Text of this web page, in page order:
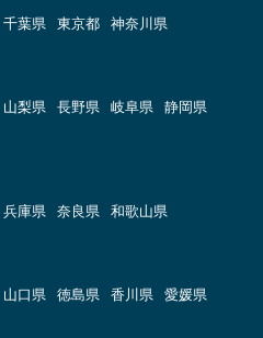
千葉県 東京都 神奈川県
山梨県 長野県 岐阜県
静岡県
兵庫県 奈良県 和歌山県
山口県 徳島県 香川県
愛媛県